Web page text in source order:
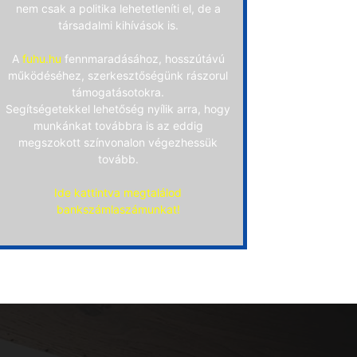
nem csak a politika lehetetleníti el, de a
társadalmi kihívások is.
A fuhu.hu fennmaradásához, hosszútávú
működéséhez, szerkesztőségünk rászorul
támogatásotokra.
Segítségetekkel lehetőség nyílik arra, hogy
munkánkat továbbra is az eddig
megszokott színvonalon végezhessük
tovább.
Ide kattintva megtalálod
bankszámlaszámunkat!